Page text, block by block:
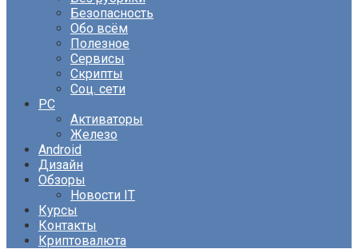
Безопасность
Обо всём
Полезное
Сервисы
Скрипты
Соц. сети
PC
Активаторы
Железо
Android
Дизайн
Обзоры
Новости IT
Курсы
Контакты
Криптовалюта